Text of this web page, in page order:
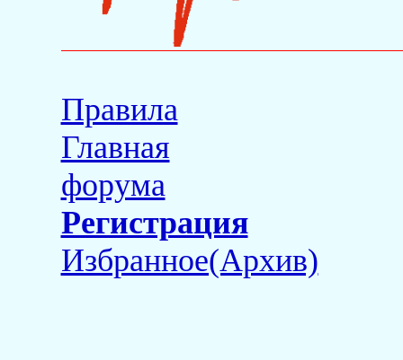
Правила
Главная
форума
Регистрация
Избранное(Архив)